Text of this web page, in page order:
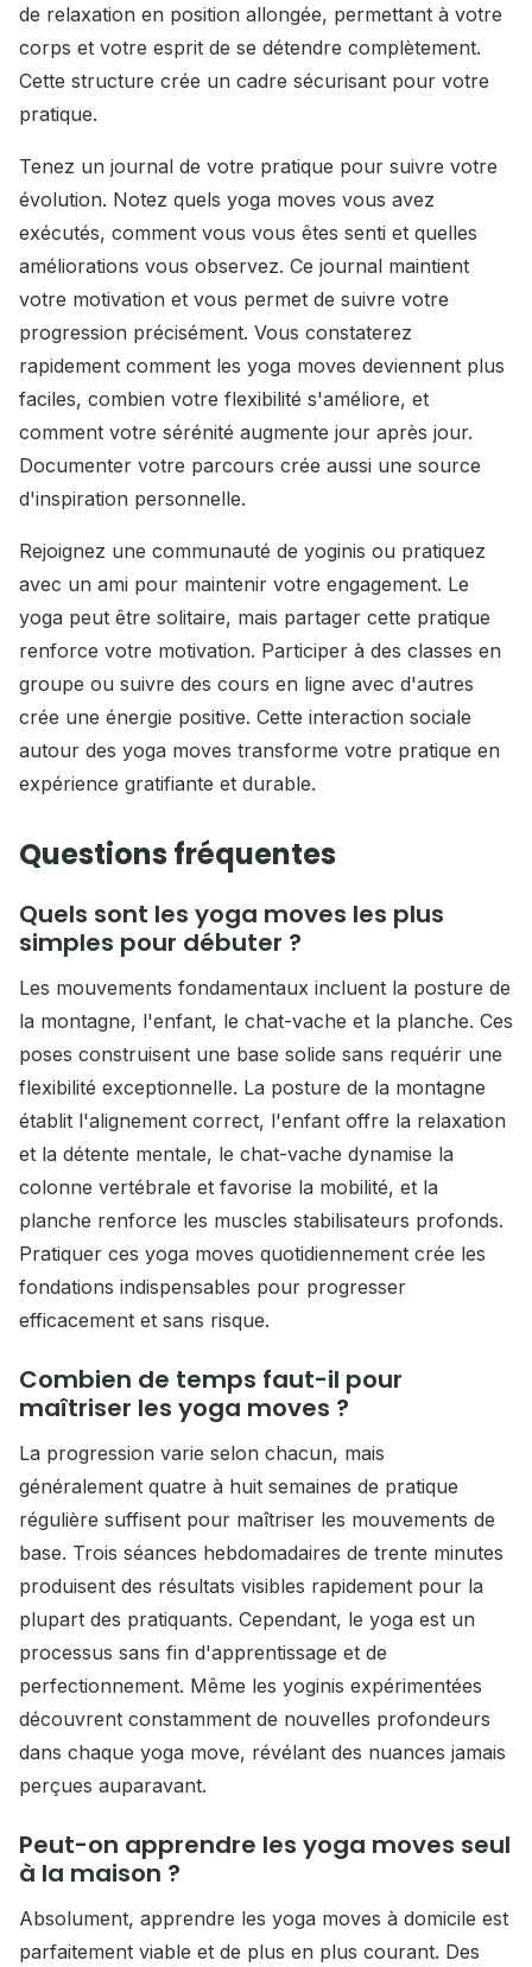
de relaxation en position allongée, permettant à votre
corps et votre esprit de se détendre complètement.
Cette structure crée un cadre sécurisant pour votre
pratique.
Tenez un journal de votre pratique pour suivre votre
évolution. Notez quels yoga moves vous avez
exécutés, comment vous vous êtes senti et quelles
améliorations vous observez. Ce journal maintient
votre motivation et vous permet de suivre votre
progression précisément. Vous constaterez
rapidement comment les yoga moves deviennent plus
faciles, combien votre flexibilité s'améliore, et
comment votre sérénité augmente jour après jour.
Documenter votre parcours crée aussi une source
d'inspiration personnelle.
Rejoignez une communauté de yoginis ou pratiquez
avec un ami pour maintenir votre engagement. Le
yoga peut être solitaire, mais partager cette pratique
renforce votre motivation. Participer à des classes en
groupe ou suivre des cours en ligne avec d'autres
crée une énergie positive. Cette interaction sociale
autour des yoga moves transforme votre pratique en
expérience gratifiante et durable.
Questions fréquentes
Quels sont les yoga moves les plus
simples pour débuter ?
Les mouvements fondamentaux incluent la posture de
la montagne, l'enfant, le chat-vache et la planche. Ces
poses construisent une base solide sans requérir une
flexibilité exceptionnelle. La posture de la montagne
établit l'alignement correct, l'enfant offre la relaxation
et la détente mentale, le chat-vache dynamise la
colonne vertébrale et favorise la mobilité, et la
planche renforce les muscles stabilisateurs profonds.
Pratiquer ces yoga moves quotidiennement crée les
fondations indispensables pour progresser
efficacement et sans risque.
Combien de temps faut-il pour
maîtriser les yoga moves ?
La progression varie selon chacun, mais
généralement quatre à huit semaines de pratique
régulière suffisent pour maîtriser les mouvements de
base. Trois séances hebdomadaires de trente minutes
produisent des résultats visibles rapidement pour la
plupart des pratiquants. Cependant, le yoga est un
processus sans fin d'apprentissage et de
perfectionnement. Même les yoginis expérimentées
découvrent constamment de nouvelles profondeurs
dans chaque yoga move, révélant des nuances jamais
perçues auparavant.
Peut-on apprendre les yoga moves seul
à la maison ?
Absolument, apprendre les yoga moves à domicile est
parfaitement viable et de plus en plus courant. Des